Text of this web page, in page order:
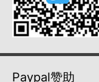
Paypal赞助